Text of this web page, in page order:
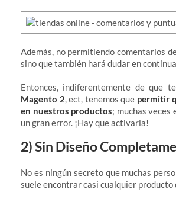
Además, no permitiendo comentarios
sino que también hará dudar en
Entonces, indiferentemente de que
Magento 2, ect, tenemos que permitir
en nuestros productos; muchas veces
un gran error. ¡Hay que activarla!
2) Sin Diseño
No es ningún secreto que muchas
suele encontrar casi cualquier producto